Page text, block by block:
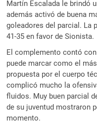
Martín Escalada le brindó
además activó de buena
goleadores del parcial. La
41-35 en favor de Sionista.
El complemento contó
puede marcar como el
propuesta por el cuerpo
complicó mucho la
fluidos. Muy buen parcial
de su juventud mostraron
momento.